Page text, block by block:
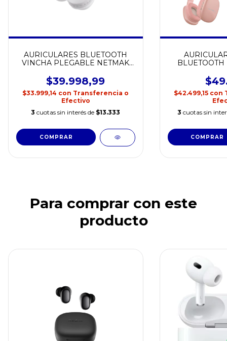
AURICULARES BLUETOOTH
VINCHA PLEGABLE NETMAK
$39.998,99
$33.999,14 con Transferencia o
Efectivo
3 cuotas sin interés de $13.333
$42.499,15 con
3 cuotas sin
Para comprar con este
producto